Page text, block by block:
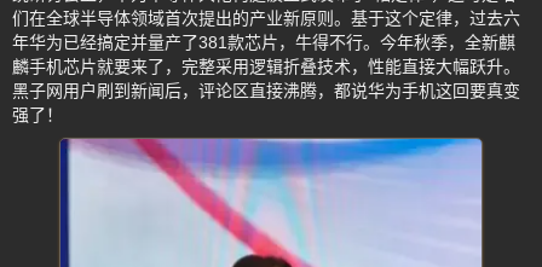
们在全球半导体领域首次提出的产业新原则。基于这个定律，过去六
年华为已经搞定并量产了381款芯片，牛得不行。今年秋季，全新麒
麟手机芯片就要来了，完整采用逻辑折叠技术，性能直接大幅跃升。
黑子网用户刷到新闻后，评论区直接沸腾，都说华为手机这回要真变
强了！